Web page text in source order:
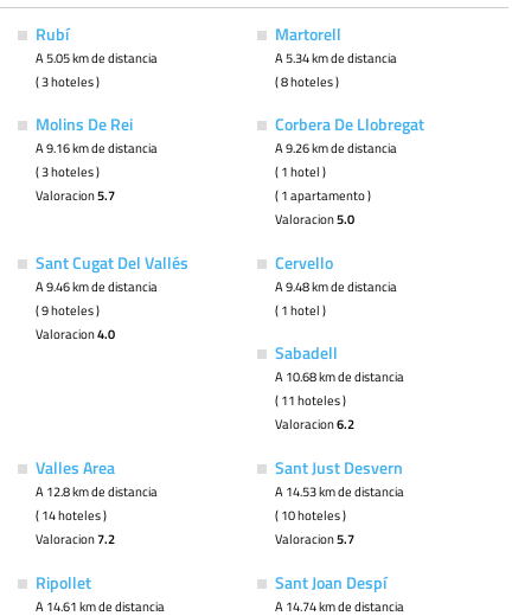
Rubí
A 5.05 km de distancia
( 3 hoteles )
Martorell
A 5.34 km de distancia
( 8 hoteles )
Molins De Rei
A 9.16 km de distancia
( 3 hoteles )
Valoracion5.7
Corbera De Llobregat
A 9.26 km de distancia
( 1 hotel )
( 1 apartamento )
Valoracion5.0
Sant Cugat Del Vallés
A 9.46 km de distancia
( 9 hoteles )
Valoracion4.0
Cervello
A 9.48 km de distancia
( 1 hotel )
Sabadell
A 10.68 km de distancia
( 11 hoteles )
Valoracion6.2
Valles Area
A 12.8 km de distancia
( 14 hoteles )
Valoracion7.2
Sant Just Desvern
A 14.53 km de distancia
( 10 hoteles )
Valoracion5.7
Ripollet
A 14.61 km de distancia
Sant Joan Despí
A 14.74 km de distancia